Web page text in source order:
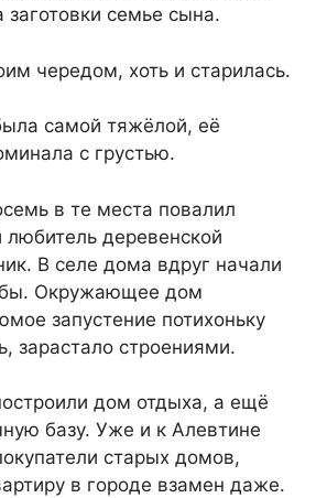
семье сына.
чередом, хоть и старилась.
самой тяжёлой, её
с грустью.
в те места повалил
деревенской
В селе дома вдруг начали
Окружающее дом
запустение потихоньку
зарастало строениями.
дом отдыха, а ещё
базу. Уже и к Алевтине
старых домов,
в городе взамен даже.